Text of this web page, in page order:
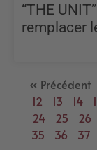
“THE
remplacer
« Précédent
12
13 14
24
25 26
35
36 37